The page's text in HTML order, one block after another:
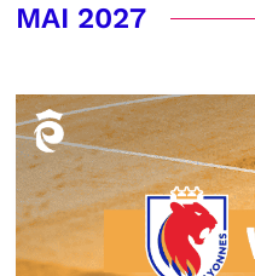
MAI 2027